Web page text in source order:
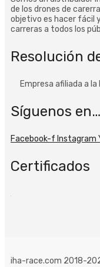
de los drones de
objetivo es hacer fácil
carreras a todos los
Resolución
Empresa afiliada a la
Síguenos en…
Facebook-f Instagram
Certificados
iha-race.com 2018-